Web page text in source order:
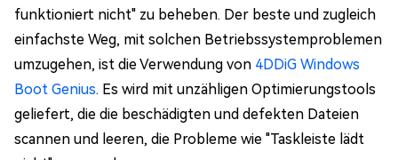
funktioniert nicht" zu beheben. Der beste und zugleich
einfachste Weg, mit solchen Betriebssystemproblemen
umzugehen, ist die Verwendung von 4DDiG Windows
Boot Genius. Es wird mit unzähligen Optimierungstools
geliefert, die die beschädigten und defekten Dateien
scannen und leeren, die Probleme wie "Taskleiste lädt